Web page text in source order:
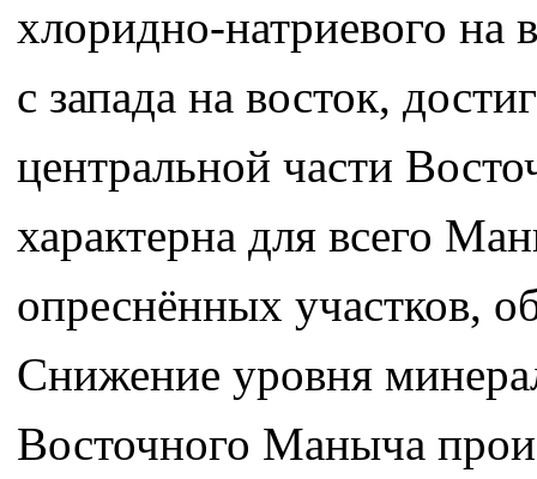
хлоридно-натриевого на
с запада на восток,
центральной части
характерна для всего
опреснённых участков,
Снижение уровня
Восточного Маныча